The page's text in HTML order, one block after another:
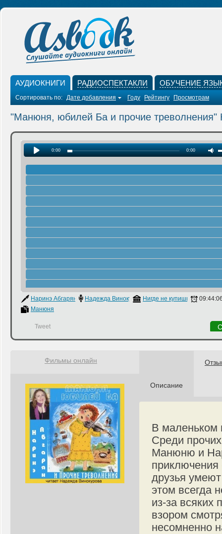
АУДИОКНИГИ РАДИОСПЕКТАКЛИ ОБУЧЕНИЕ
Сортировать по: Дате добавления Году Рейтингу Просмотрам
"Манюня, юбилей Ба и прочие треволнения"
0:00 0:00
Наринэ Абгарян Надежда ВинокуроваНигде не купишь
Манюня
Tweet
Описание
В маленьком
Среди
Манюню и
друзья
этом всегда
из-за всяких
взором
несомненно
Фильмы онлайн